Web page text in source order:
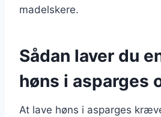
madelskere.
Sådan laver du
høns i asparges
At lave høns i asparges